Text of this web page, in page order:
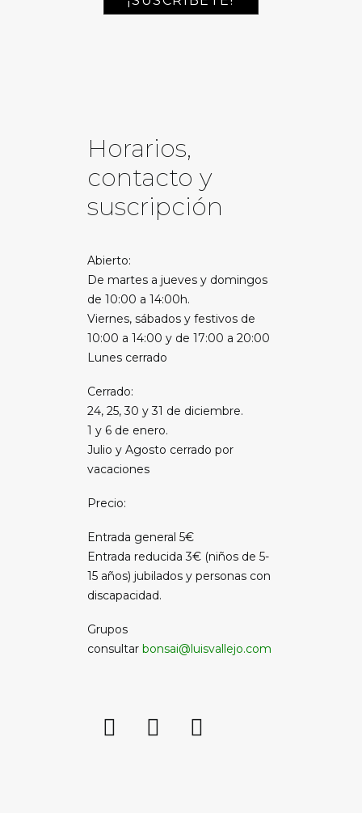
Horarios,
contacto y
suscripción
Abierto:
De martes a jueves y domingos
de 10:00 a 14:00h.
Viernes, sábados y festivos de
10:00 a 14:00 y de 17:00 a 20:00
Lunes cerrado
Cerrado:
24, 25, 30 y 31 de diciembre.
1 y 6 de enero.
Julio y Agosto cerrado por
vacaciones
Precio:
Entrada general 5€
Entrada reducida 3€ (niños de 5-
15 años) jubilados y personas con
discapacidad.
Grupos
consultar bonsai@luisvallejo.com